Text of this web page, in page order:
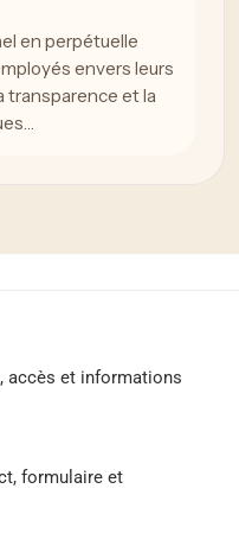
en perpétuelle
envers leurs
transparence et la
accès et informations
formulaire et